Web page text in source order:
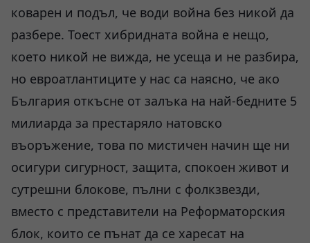
коварен и подъл, че води война без никой да
разбере. Тоест хибридната война е нещо,
което никой не вижда, не усеща и не разбира,
но евроатлантиците у нас са наясно, че ако
България откъсне от залъка на най-бедните 5
милиарда за престаряло натовско
въоръжение, това по мистичен начин ще ни
осигури сигурност, защита, спокоен живот и
сутрешни блокове, пълни с фолкзвезди,
вместо с представители на Реформаторския
блок, които се пънат да се харесат на